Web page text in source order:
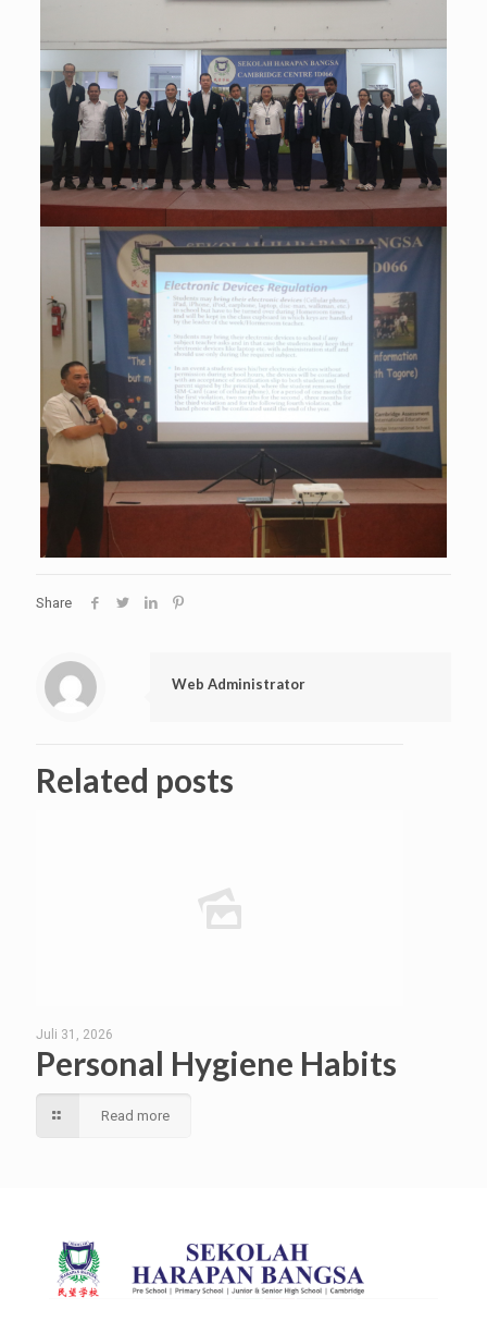
Share
Web Administrator
Related posts
Juli 31, 2026
Personal Hygiene Habits
Read more